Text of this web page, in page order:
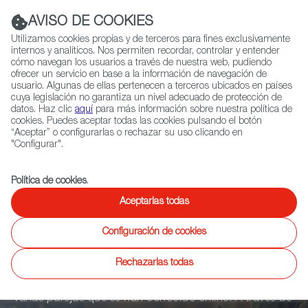
Navigation link
|
QUIÉNES SOMOS RED EXTERIOR
Selecciona
idioma
Ficción
Dating in
Barcelona T2
Basada en Barcelona, esta serie cuenta la historia de
varias parejas que se han conocido online. A través de
AVISO DE COOKIES
Utilizamos cookies propias y de terceros para fines exclusivamente
internos y analíticos. Nos permiten recordar, controlar y entender
cómo navegan los usuarios a través de nuestra web, pudiendo
ofrecer un servicio en base a la información de navegación de
usuario. Algunas de ellas pertenecen a terceros ubicados en países
cuya legislación no garantiza un nivel adecuado de protección de
datos. Haz clic aquí para más información sobre nuestra política de
cookies. Puedes aceptar todas las cookies pulsando el botón
“Aceptar” o configurarlas o rechazar su uso clicando en
"Configurar".
Política de cookies.
Aceptarlas todas
Configuración de cookies
Rechazarlas todas